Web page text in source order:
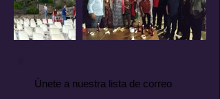
Únete a nuestra lista de correo